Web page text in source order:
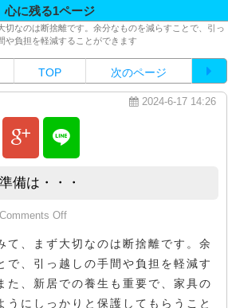
心に残る1ページ
切なのは断捨離です。余分なものを減らすことで、引っ
や負担を軽減することができます
TOP 次のページ
2024-6-17 14:26
備は・・・
Comments Offon 引っ越しの手間と準備は・・・
て、まず大切なのは断捨離です。余
で、引っ越しの手間や負担を軽減す
た、新居での養生も重要で、家具の
うにしっかりと保護してもらうこと